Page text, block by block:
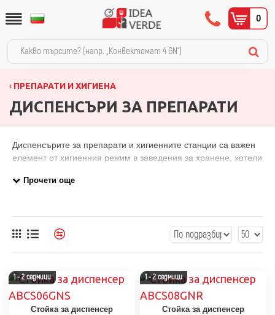
0
ПРЕПАРАТИ И ХИГИЕНА
ДИСПЕНСЪРИ ЗА ПРЕПАРАТИ
Диспенсърите за препарати и хигиенните станции са важен
елемент от хигиенния режим в заведения за хранене, хотели
стойки за диспенсъри в различни конфигурации и хигиенни
входни зони, тоалетни и работни помещения в HoReCa
1 - 2 седмици
Стойка за диспенсер
1 - 2 седмици
Стойка за диспенсер